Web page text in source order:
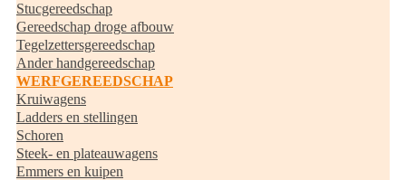
Stucgereedschap
Gereedschap droge afbouw
Tegelzettersgereedschap
Ander handgereedschap
WERFGEREEDSCHAP
Kruiwagens
Ladders en stellingen
Schoren
Steek- en plateauwagens
Emmers en kuipen